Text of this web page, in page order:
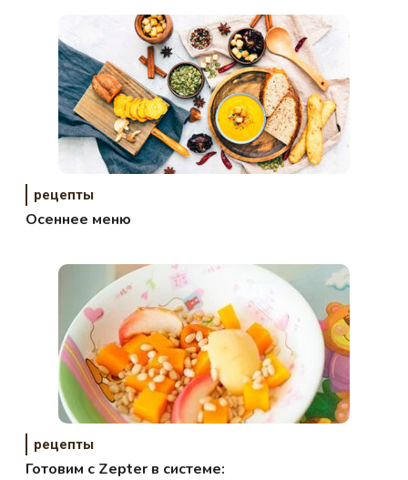
рецепты
Осеннее меню
рецепты
Готовим с Zepter в системе: